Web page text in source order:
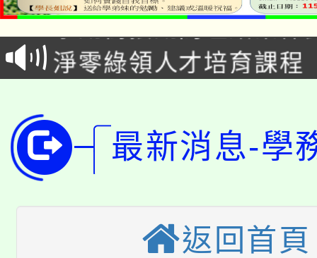
程
學期銜接期間理賠案件
學籍身 分審查程序及
淨零綠領人才培育課程
公告本校115學年度第
代理(課)教師甄選結果(
「2026金融保險知識
車」活動
桃園市115學年度學生
代理(課)教師甄選結果
公告本校115學年度第
最新消息-學
返回首頁